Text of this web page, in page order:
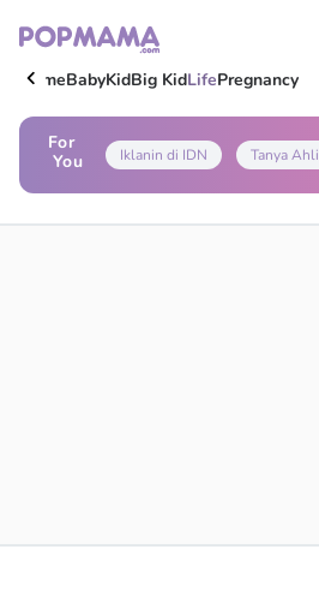
HomeBabyKidBig KidLifePregnancy
For
You
Iklanin di IDN Tanya Ahli